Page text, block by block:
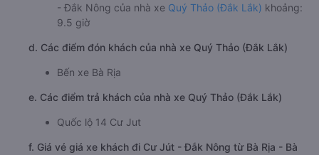
- Đắk Nông của nhà xe Quý Thảo (Đắk Lắk) khoảng:
9.5 giờ
d. Các điểm đón khách của nhà xe Quý Thảo (Đắk Lắk)
Bến xe Bà Rịa
e. Các điểm trả khách của nhà xe Quý Thảo (Đắk Lắk)
Quốc lộ 14 Cư Jut
f. Giá vé giá xe khách đi Cư Jút - Đắk Nông từ Bà Rịa - Bà